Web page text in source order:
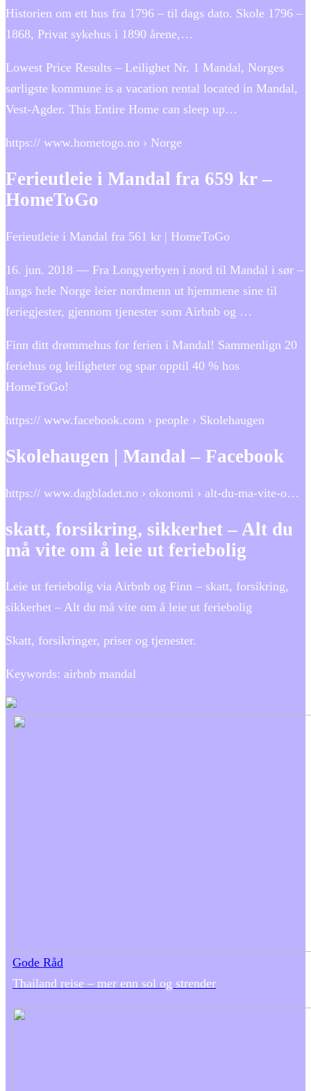
Historien om ett hus fra 1796 – til dags dato. Skole 1796 –
1868, Privat sykehus i 1890 årene,…
Lowest Price Results – Leilighet Nr. 1 Mandal, Norges
sørligste kommune is a vacation rental located in Mandal,
Vest-Agder. This Entire Home can sleep up…
https:// www.hometogo.no › Norge
Ferieutleie i Mandal fra 659 kr –
HomeToGo
Ferieutleie i Mandal fra 561 kr | HomeToGo
16. jun. 2018 — Fra Longyerbyen i nord til Mandal i sør –
langs hele Norge leier nordmenn ut hjemmene sine til
feriegjester, gjennom tjenester som Airbnb og …
Finn ditt drømmehus for ferien i Mandal! Sammenlign 20
feriehus og leiligheter og spar opptil 40 % hos
HomeToGo!
https:// www.facebook.com › people › Skolehaugen
Skolehaugen | Mandal – Facebook
https:// www.dagbladet.no › okonomi › alt-du-ma-vite-o…
skatt, forsikring, sikkerhet – Alt du
må vite om å leie ut feriebolig
Leie ut feriebolig via Airbnb og Finn – skatt, forsikring,
sikkerhet – Alt du må vite om å leie ut feriebolig
Skatt, forsikringer, priser og tjenester.
Keywords: airbnb mandal
Gode Råd
Thailand reise – mer enn sol og strender